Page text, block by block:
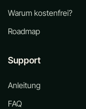
Warum kostenfrei?
Roadmap
Support
Anleitung
FAQ